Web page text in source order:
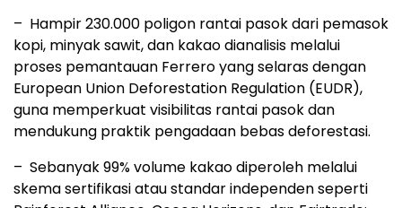
– Hampir 230.000 poligon rantai pasok dari pemasok
kopi, minyak sawit, dan kakao dianalisis melalui
proses pemantauan Ferrero yang selaras dengan
European Union Deforestation Regulation (EUDR),
guna memperkuat visibilitas rantai pasok dan
mendukung praktik pengadaan bebas deforestasi.
– Sebanyak 99% volume kakao diperoleh melalui
skema sertifikasi atau standar independen seperti